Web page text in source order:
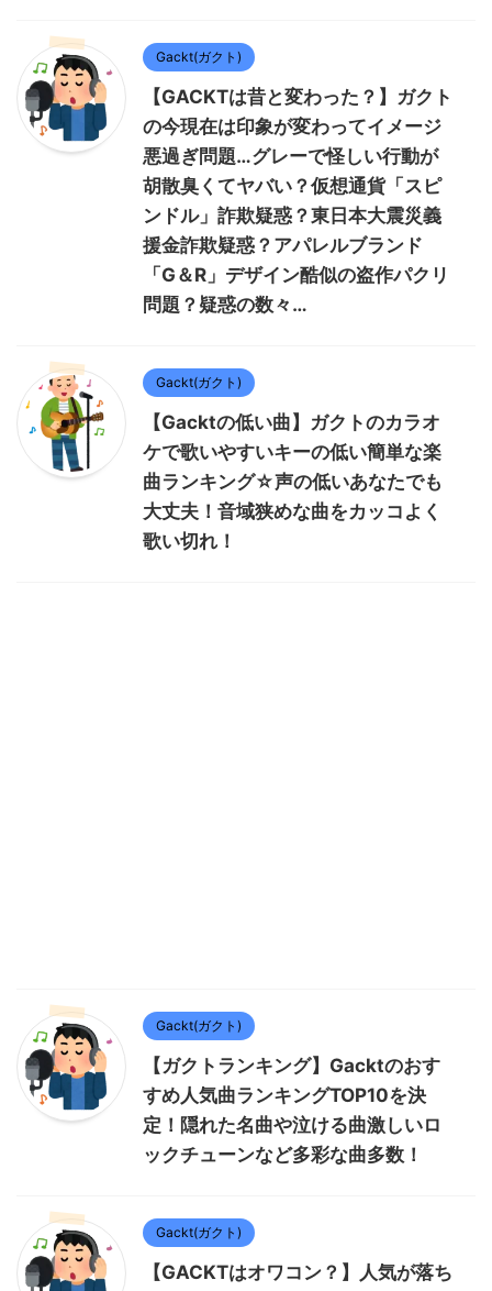
Gackt(ガクト)
【GACKTは昔と変わった？】ガクト
の今現在は印象が変わってイメージ
悪過ぎ問題…グレーで怪しい行動が
胡散臭くてヤバい？仮想通貨「スピ
ンドル」詐欺疑惑？東日本大震災義
援金詐欺疑惑？アパレルブランド
「G＆R」デザイン酷似の盗作パクリ
問題？疑惑の数々…
Gackt(ガクト)
【Gacktの低い曲】ガクトのカラオ
ケで歌いやすいキーの低い簡単な楽
曲ランキング☆声の低いあなたでも
大丈夫！音域狭めな曲をカッコよく
歌い切れ！
Gackt(ガクト)
【ガクトランキング】Gacktのおす
すめ人気曲ランキングTOP10を決
定！隠れた名曲や泣ける曲激しいロ
ックチューンなど多彩な曲多数！
Gackt(ガクト)
【GACKTはオワコン？】人気が落ち